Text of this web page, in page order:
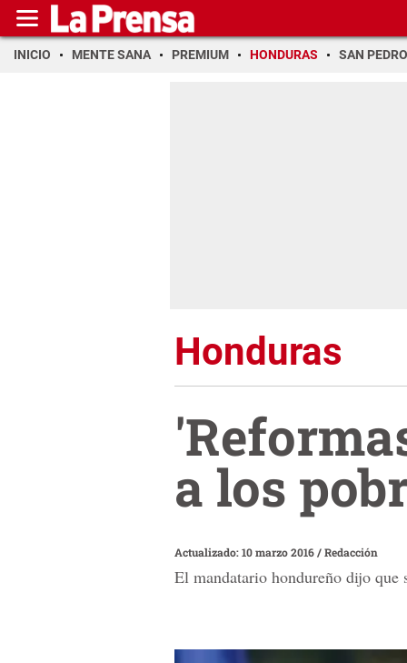
INICIO MENTE SANA PREMIUM HONDURAS SAN PEDRO
Honduras
a los
Actualizado: 10 marzo 2016/Redacción
El mandatario hondureño dijo que